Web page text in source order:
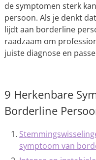
de symptomen sterk
persoon. Als je denkt
lijdt aan borderline
raadzaam om
juiste diagnose en
9 Herkenbare
Borderline
symptoom van